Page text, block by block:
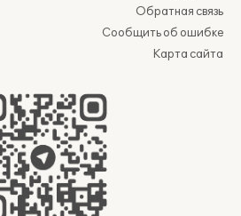
Обратная связь
Сообщить об ошибке
Карта сайта